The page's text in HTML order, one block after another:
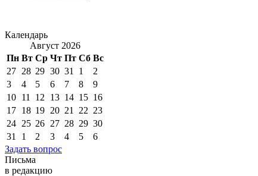
Календарь
Август 2026
Пн Вт Ср Чт Пт Сб Вс
27 28 29 30 31 1
2
3
4 5 6 7 8
9
10 11 12 13 14 15 16
17 18 19 20 21 22 23
24 25 26 27 28 29 30
31
1 2 3 4 5
6
Задать вопрос
Письма
в редакцию